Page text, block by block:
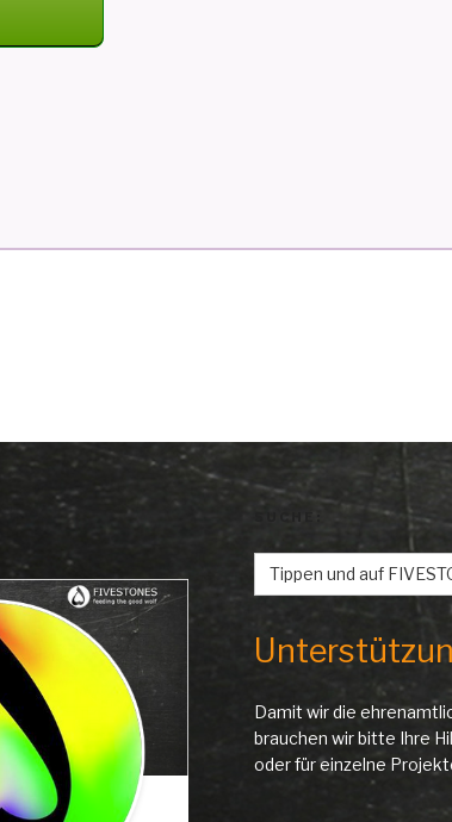
Search
for:
Damit wir die
brauchen wir bitte Ihre
oder für einzelne